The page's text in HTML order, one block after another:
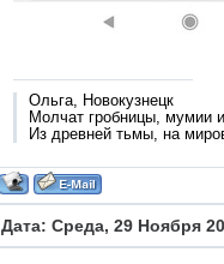
Ольга, Новокузнецк
Молчат гробницы, мумии
Из древней тьмы, на
Дата: Среда, 29 Ноября